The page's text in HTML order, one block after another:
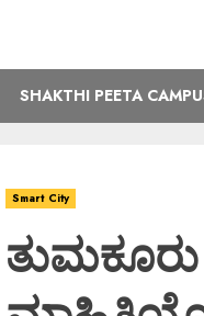
SHAKTHI PEETA
Smart City